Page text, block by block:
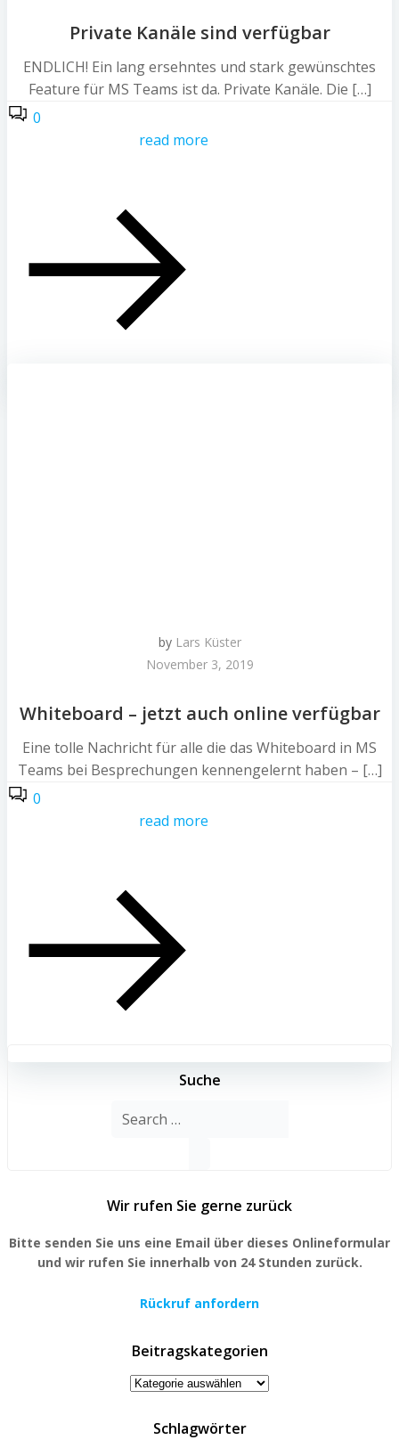
Private Kanäle sind verfügbar
ENDLICH! Ein lang ersehntes und stark gewünschtes
Feature für MS Teams ist da. Private Kanäle. Die […]
0
read more
by Lars Küster
November 3, 2019
Whiteboard – jetzt auch online verfügbar
Eine tolle Nachricht für alle die das Whiteboard in MS
Teams bei Besprechungen kennengelernt haben – […]
0
read more
Suche
Search
Wir rufen Sie gerne zurück
Bitte senden Sie uns eine Email über dieses Onlineformular
und wir rufen Sie innerhalb von 24 Stunden zurück.
Rückruf anfordern
Beitragskategorien
Beitragskategorien
Schlagwörter